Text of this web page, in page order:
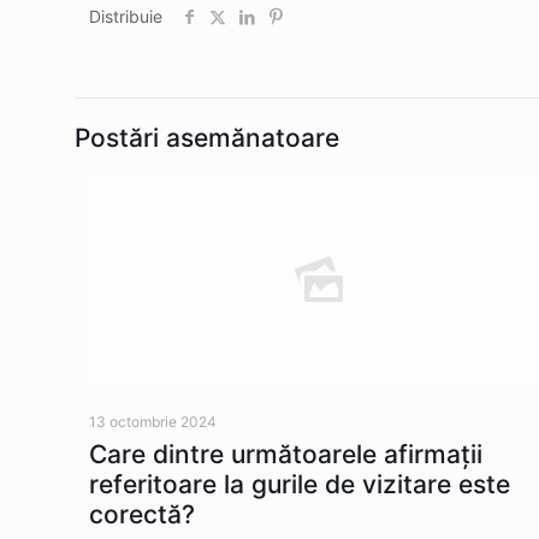
Distribuie
Postări asemănatoare
13 octombrie 2024
Care dintre următoarele afirmaţii
referitoare la gurile de vizitare este
corectă?